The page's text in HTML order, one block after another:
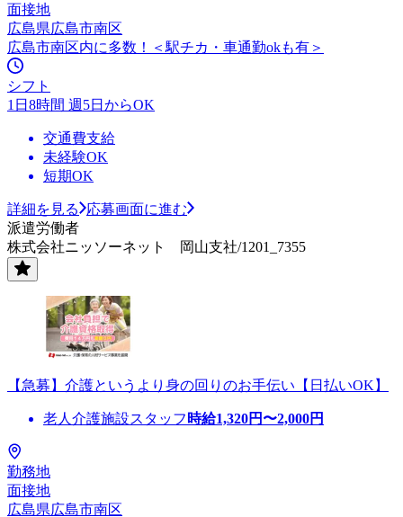
面接地
広島県広島市南区
広島市南区内に多数！＜駅チカ・車通勤okも有＞
シフト
1日8時間 週5日からOK
交通費支給
未経験OK
短期OK
詳細を見る
応募画面に進む
派遣労働者
株式会社ニッソーネット 岡山支社/1201_7355
【急募】介護というより身の回りのお手伝い【日払いOK】
老人介護施設スタッフ 時給1,320円〜2,000円
勤務地
面接地
広島県広島市南区